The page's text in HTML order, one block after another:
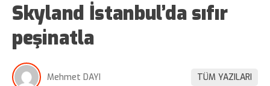
Skyland İstanbul’da sıfır
peşinatla
Mehmet DAYI TÜM YAZILARI